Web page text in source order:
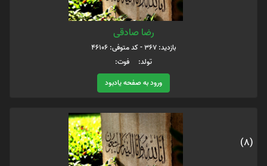
رضا صادقی
بازدید: 367 - کد متوفی: 46106
تولد: فوت:
ورود به صفحه یادبود
(8)